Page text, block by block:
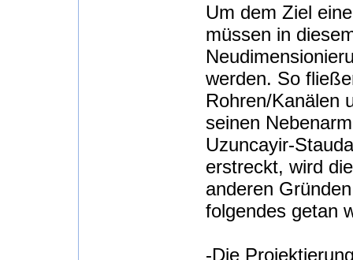
Um dem Ziel
müssen in
werden. So
Rohren/Kanälen
seinen
Uzuncayir-
erstreckt, wird
anderen
folgendes getan
-Die